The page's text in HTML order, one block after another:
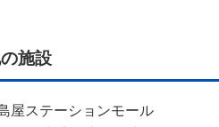
施設
屋ステーションモール